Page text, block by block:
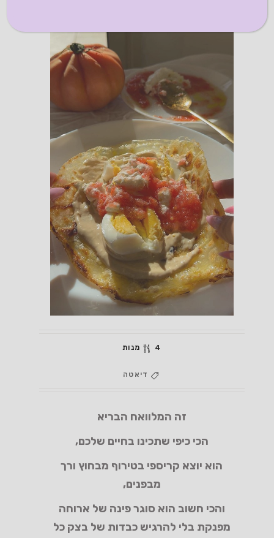
4 מנות
דיאטה
זה המלוואח הבריא
הכי כיפי שתכינו בחיים שלכם,
הוא יוצא קריספי בטירוף מבחוץ ורך
מבפנים,
והכי חשוב הוא סוגר פינה של ארוחה
מפנקת בלי להרגיש כבדות של בצק כל